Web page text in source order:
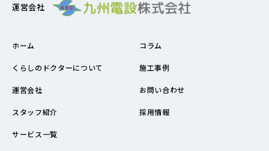
運営会社
ホーム
くらしのドクターについて
運営会社
スタッフ紹介
サービス一覧
コラム
施工事例
お問い合わせ
採用情報